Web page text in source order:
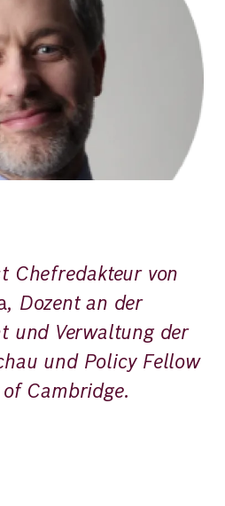
Chefredakteur von
, Dozent an der
und Verwaltung der
und Policy Fellow
Cambridge.